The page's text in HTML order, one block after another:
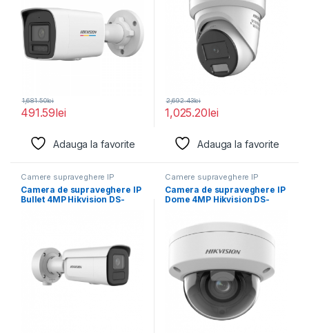
491.59lei
1,681.50lei
Adauga la favorite
1,025.20lei
2,692.43lei
Adauga la favorite
Camere supraveghere IP
Camera de supraveghere IP
Bullet 4MP Hikvision DS-
Camere supraveghere IP
Camera de supraveghere IP
Dome 4MP Hikvision DS-